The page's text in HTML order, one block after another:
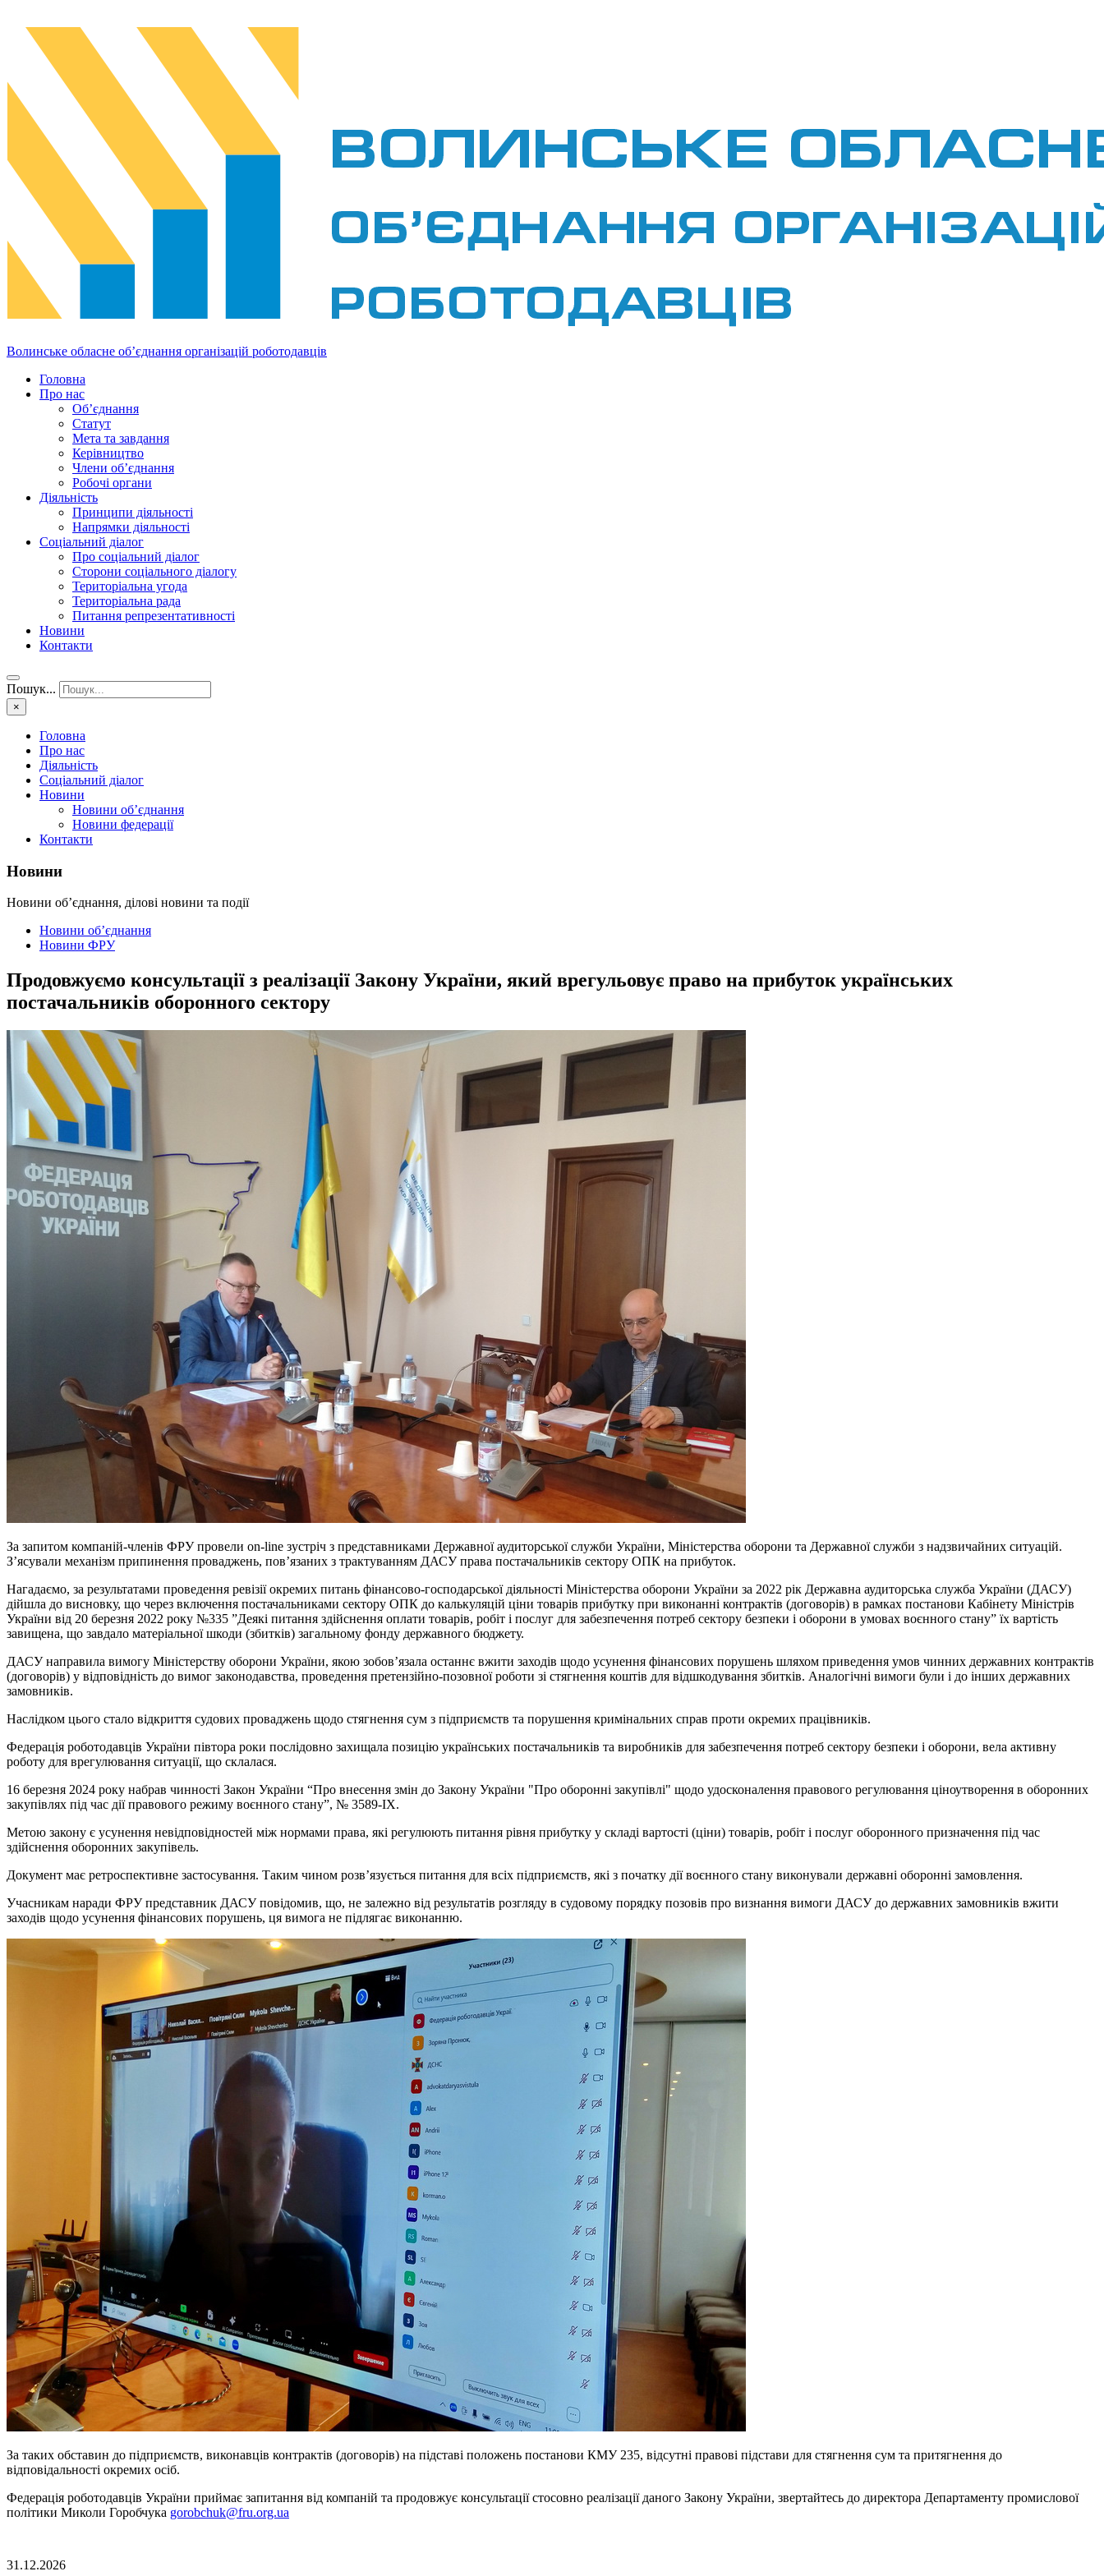
Волинське обласне об’єднання організацій роботодавців
Головна
Про нас
Об’єднання
Статут
Мета та завдання
Керівництво
Члени об’єднання
Робочі органи
Діяльність
Принципи діяльності
Напрямки діяльності
Соціальний діалог
Про соціальний діалог
Сторони соціального діалогу
Територіальна угода
Територіальна рада
Питання репрезентативності
Новини
Контакти
Пошук...
×
Головна
Про нас
Діяльність
Соціальний діалог
Новини
Новини об’єднання
Новини федерації
Контакти
Новини
Новини об’єднання, ділові новини та події
Новини об’єднання
Новини ФРУ
Продовжуємо консультації з реалізації Закону України, який врегульовує право на прибуток українських
постачальників оборонного сектору
За запитом компаній-членів ФРУ провели on-line зустріч з представниками Державної аудиторської служби України, Міністерства оборони та Державної служби з надзвичайних ситуацій.
З’ясували механізм припинення проваджень, пов’язаних з трактуванням ДАСУ права постачальників сектору ОПК на прибуток.
Нагадаємо, за результатами проведення ревізії окремих питань фінансово-господарської діяльності Міністерства оборони України за 2022 рік Державна аудиторська служба України (ДАСУ)
дійшла до висновку, що через включення постачальниками сектору ОПК до калькуляцій ціни товарів прибутку при виконанні контрактів (договорів) в рамках постанови Кабінету Міністрів
України від 20 березня 2022 року №335 ”Деякі питання здійснення оплати товарів, робіт і послуг для забезпечення потреб сектору безпеки і оборони в умовах воєнного стану” їх вартість
завищена, що завдало матеріальної шкоди (збитків) загальному фонду державного бюджету.
ДАСУ направила вимогу Міністерству оборони України, якою зобов’язала останнє вжити заходів щодо усунення фінансових порушень шляхом приведення умов чинних державних контрактів
(договорів) у відповідність до вимог законодавства, проведення претензійно-позовної роботи зі стягнення коштів для відшкодування збитків. Аналогічні вимоги були і до інших державних
замовників.
Наслідком цього стало відкриття судових проваджень щодо стягнення сум з підприємств та порушення кримінальних справ проти окремих працівників.
Федерація роботодавців України півтора роки послідовно захищала позицію українських постачальників та виробників для забезпечення потреб сектору безпеки і оборони, вела активну
роботу для врегулювання ситуації, що склалася.
16 березня 2024 року набрав чинності Закон України “Про внесення змін до Закону України "Про оборонні закупівлі" щодо удосконалення правового регулювання ціноутворення в оборонних
закупівлях під час дії правового режиму воєнного стану”, № 3589-IX.
Метою закону є усунення невідповідностей між нормами права, які регулюють питання рівня прибутку у складі вартості (ціни) товарів, робіт і послуг оборонного призначення під час
здійснення оборонних закупівель.
Документ має ретроспективне застосування. Таким чином розв’язується питання для всіх підприємств, які з початку дії воєнного стану виконували державні оборонні замовлення.
Учасникам наради ФРУ представник ДАСУ повідомив, що, не залежно від результатів розгляду в судовому порядку позовів про визнання вимоги ДАСУ до державних замовників вжити
заходів щодо усунення фінансових порушень, ця вимога не підлягає виконанню.
За таких обставин до підприємств, виконавців контрактів (договорів) на підставі положень постанови КМУ 235, відсутні правові підстави для стягнення сум та притягнення до
відповідальності окремих осіб.
Федерація роботодавців України приймає запитання від компаній та продовжує консультації стосовно реалізації даного Закону України, звертайтесь до директора Департаменту промислової
політики Миколи Горобчука gorobchuk@fru.org.ua
31.12.2026